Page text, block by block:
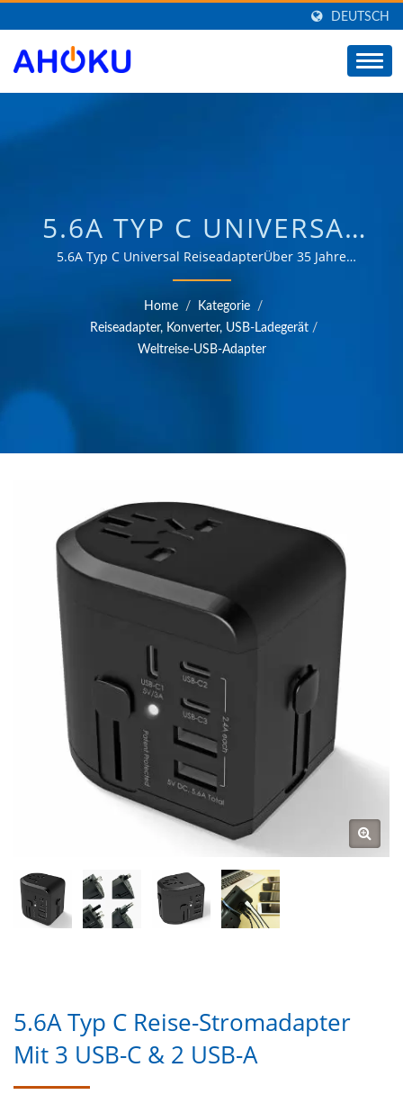
DEUTSCH
5.6A TYP C UNIVERSAL
VON UNIVERSELLEN
REISEADAPTERN,
LADEGERÄTEN UND
ÜBERSPANNUNGSSCHUTZ
COMPANY
5.6A Typ C Universal ReiseadapterÜber 35 Jahre
vertrauensvolle OEM- und ODM-Erfahrung in der
Bereitstellung von Produkten, die den Anforderungen
von Energiemanagementanwendungen in
verschiedenen Bereichen wie Industrie,
Home / Kategorie
/
Reiseadapter, Konverter, USB-Ladegerät /
Weltreise-USB-Adapter
5.6A Typ C Reise-Stromadapter
Mit 3 USB-C & 2 USB-A